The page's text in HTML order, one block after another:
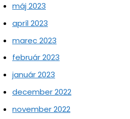
máj 2023
apríl 2023
marec 2023
február 2023
január 2023
december 2022
november 2022